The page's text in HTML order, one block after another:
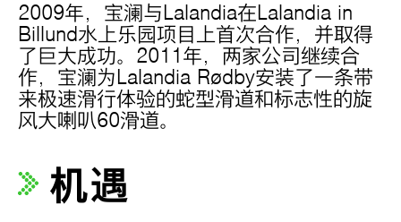
2009年，宝澜与Lalandia在Lalandia in
Billund水上乐园项目上首次合作，并取得
了巨大成功。2011年，两家公司继续合
作，宝澜为Lalandia Rødby安装了一条带
来极速滑行体验的蛇型滑道和标志性的旋
风大喇叭60滑道。
机遇